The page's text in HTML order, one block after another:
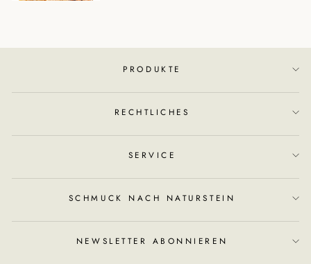
PRODUKTE
RECHTLICHES
SERVICE
SCHMUCK NACH NATURSTEIN
NEWSLETTER ABONNIEREN